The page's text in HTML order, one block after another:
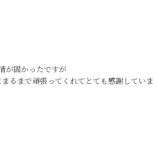
が固かったですが
るまで頑張ってくれてとても感謝していま